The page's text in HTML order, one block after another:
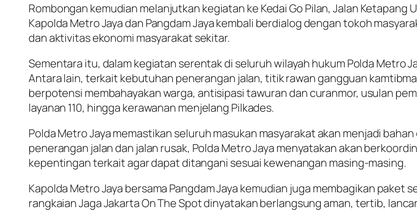
Rombongan kemudian melanjutkan kegiatan ke Kedai Go Pilan, Jalan Ketapang
Kapolda Metro Jaya dan Pangdam Jaya kembali berdialog dengan tokoh
dan aktivitas ekonomi masyarakat sekitar.
Sementara itu, dalam kegiatan serentak di seluruh wilayah hukum Polda Metro
Antara lain, terkait kebutuhan penerangan jalan, titik rawan gangguan
berpotensi membahayakan warga, antisipasi tawuran dan curanmor, usulan
layanan 110, hingga kerawanan menjelang Pilkades.
Polda Metro Jaya memastikan seluruh masukan masyarakat akan menjadi
penerangan jalan dan jalan rusak, Polda Metro Jaya menyatakan akan
kepentingan terkait agar dapat ditangani sesuai kewenangan masing-masing.
Kapolda Metro Jaya bersama Pangdam Jaya kemudian juga membagikan paket
rangkaian Jaga Jakarta On The Spot dinyatakan berlangsung aman, tertib,